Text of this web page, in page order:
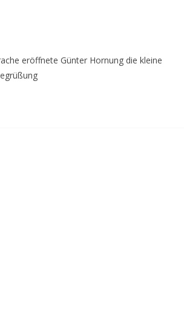
eröffnete Günter Hornung die kleine